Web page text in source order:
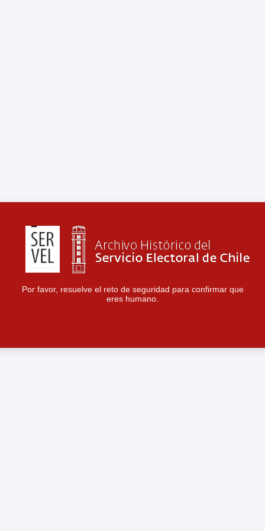
Por favor, resuelve el reto de seguridad para confirmar que
eres humano.